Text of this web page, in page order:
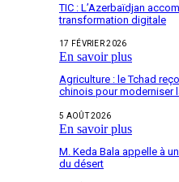
TIC : L’Azerbaïdjan
transformation digitale
17 FÉVRIER 2026
En savoir plus
Agriculture : le Tchad
chinois pour moderniser
5 AOÛT 2026
En savoir plus
M. Keda Bala appelle à
du désert